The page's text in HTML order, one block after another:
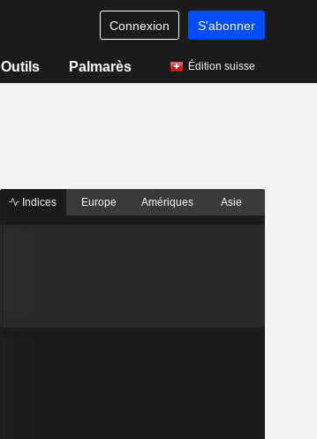
Connexion S'abonner
Outils Palmarès Édition suisse
Indices Europe Amériques Asie